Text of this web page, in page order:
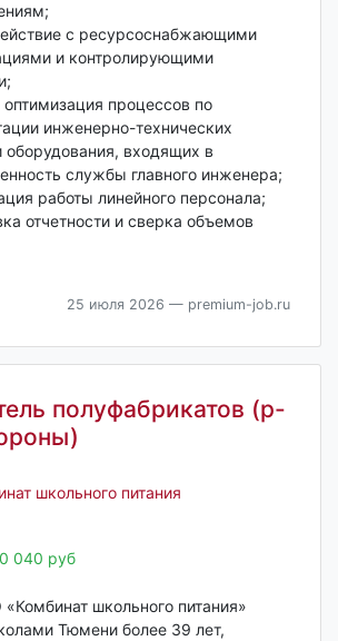
с ресурсоснабжающими
и контролирующими
оптимизация процессов по
инженерно-технических
оборудования, входящих в
службы главного инженера;
работы линейного персонала;
отчетности и сверка объемов
25 июля 2026 — premium-job.ru
полуфабрикатов (р-
школьного питания
040 руб
школьного питания»
Тюмени более 39 лет,